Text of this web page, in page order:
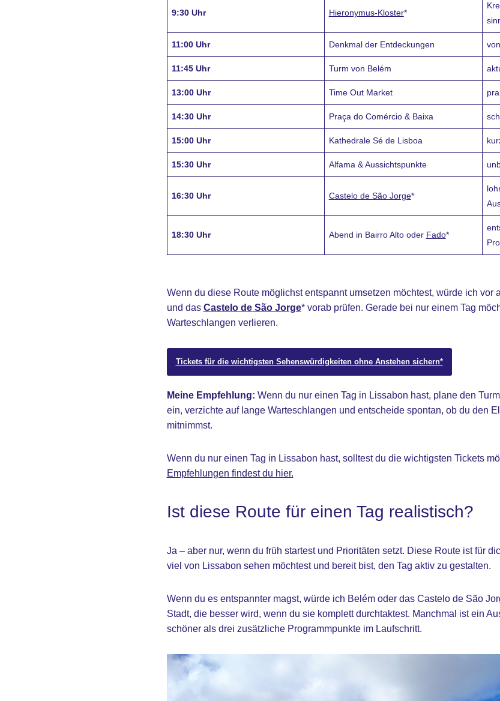
9:30 Uhr Hieronymus-Kloster*
11:00 Uhr Denkmal der Entdeckungen
11:45 Uhr Turm von Belém
13:00 Uhr Time Out Market
14:30 Uhr Praça do Comércio & Baixa
15:00 Uhr Kathedrale Sé de Lisboa
15:30 Uhr Alfama & Aussichtspunkte
16:30 Uhr Castelo de São Jorge*
18:30 Uhr Abend in Bairro Alto oder Fado*
Wenn du diese Route möglichst entspannt umsetzen möchtest, würde ich vor
und das Castelo de São Jorge* vorab prüfen. Gerade bei nur einem Tag
Warteschlangen verlieren.
Tickets für die wichtigsten Sehenswürdigkeiten ohne Anstehen sichern*
Meine Empfehlung: Wenn du nur einen Tag in Lissabon hast, plane den
ein, verzichte auf lange Warteschlangen und entscheide spontan, ob du den
mitnimmst.
Wenn du nur einen Tag in Lissabon hast, solltest du die wichtigsten Tickets
Empfehlungen findest du hier.
Ist diese Route für einen Tag realistisch?
Ja – aber nur, wenn du früh startest und Prioritäten setzt. Diese Route ist für
viel von Lissabon sehen möchtest und bereit bist, den Tag aktiv zu gestalten.
Wenn du es entspannter magst, würde ich Belém oder das Castelo de São
Stadt, die besser wird, wenn du sie komplett durchtaktest. Manchmal ist ein
schöner als drei zusätzliche Programmpunkte im Laufschritt.